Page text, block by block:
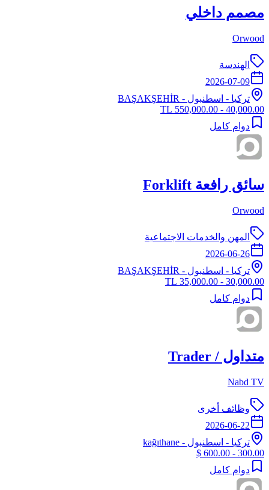
مصمم داخلي
Orwood
الهندسة
2026-07-09
تركيا - اسطنبول - BAŞAKŞEHİR
40,000.00 - 550,000.00 TL
دوام كامل
سائق رافعة Forklift
Orwood
المهن والخدمات الاجتماعية
2026-06-26
تركيا - اسطنبول - BAŞAKŞEHİR
30,000.00 - 35,000.00 TL
دوام كامل
متداول / Trader
Nabd TV
وظائف أخرى
2026-06-22
تركيا - اسطنبول - kağıthane
300.00 - 600.00 $
دوام كامل